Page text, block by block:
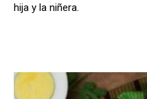
hija y la niñera.